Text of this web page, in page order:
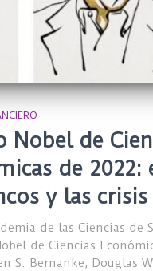
Nobel de
de 2022:
y las
de las Ciencias de
de Ciencias
S. Bernanke, Douglas